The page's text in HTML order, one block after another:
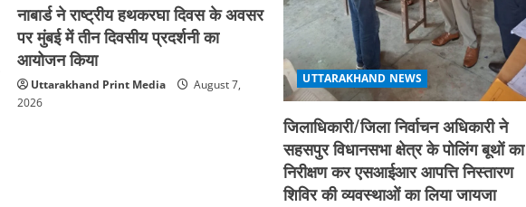
नाबार्ड ने राष्ट्रीय हथकरघा दिवस के अवसर
पर मुंबई में तीन दिवसीय प्रदर्शनी का
आयोजन किया
Uttarakhand Print Media
August 7,
2026
UTTARAKHAND NEWS
जिलाधिकारी/जिला निर्वाचन अधिकारी ने
सहसपुर विधानसभा क्षेत्र के पोलिंग बूथों का
निरीक्षण कर एसआईआर आपत्ति निस्तारण
शिविर की व्यवस्थाओं का लिया जायजा